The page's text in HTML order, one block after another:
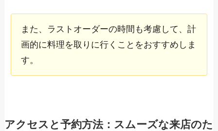
また、ラストオーダーの時間も考慮して、計
画的に料理を取りに行くことをおすすめしま
す。
アクセスと予約方法：スムーズな来店のた